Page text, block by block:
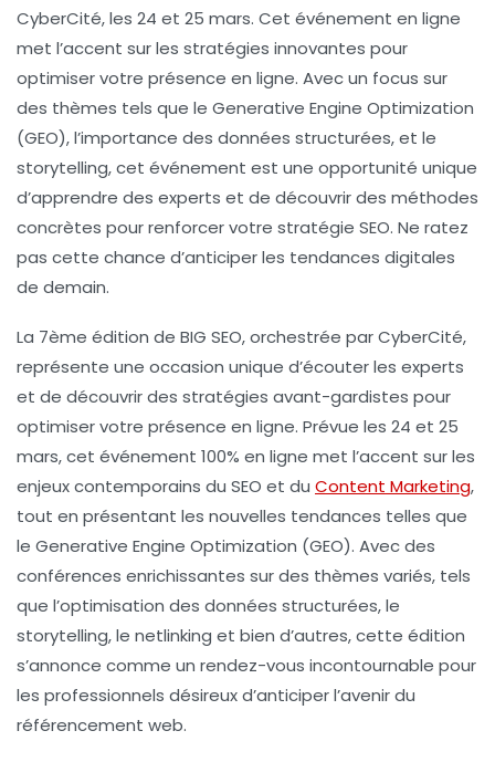
CyberCité, les 24 et 25 mars. Cet événement en ligne
met l’accent sur les stratégies innovantes pour
optimiser votre présence en ligne. Avec un focus sur
des thèmes tels que le Generative Engine Optimization
(GEO), l’importance des données structurées, et le
storytelling, cet événement est une opportunité unique
d’apprendre des experts et de découvrir des méthodes
concrètes pour renforcer votre stratégie SEO. Ne ratez
pas cette chance d’anticiper les tendances digitales
de demain.
La 7ème édition de BIG SEO, orchestrée par CyberCité,
représente une occasion unique d’écouter les experts
et de découvrir des stratégies avant-gardistes pour
optimiser votre présence en ligne. Prévue les 24 et 25
mars, cet événement 100% en ligne met l’accent sur les
enjeux contemporains du SEO et du Content Marketing,
tout en présentant les nouvelles tendances telles que
le Generative Engine Optimization (GEO). Avec des
conférences enrichissantes sur des thèmes variés, tels
que l’optimisation des données structurées, le
storytelling, le netlinking et bien d’autres, cette édition
s’annonce comme un rendez-vous incontournable pour
les professionnels désireux d’anticiper l’avenir du
référencement web.